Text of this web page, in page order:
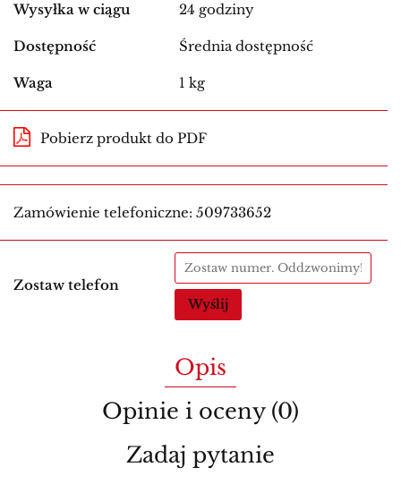
Wysyłka w ciągu 24 godziny
Dostępność Średnia dostępność
Waga 1 kg
Pobierz produkt do PDF
Zamówienie telefoniczne: 509733652
Zostaw telefon
Wyślij
Opis
Opinie i oceny (0)
Zadaj pytanie